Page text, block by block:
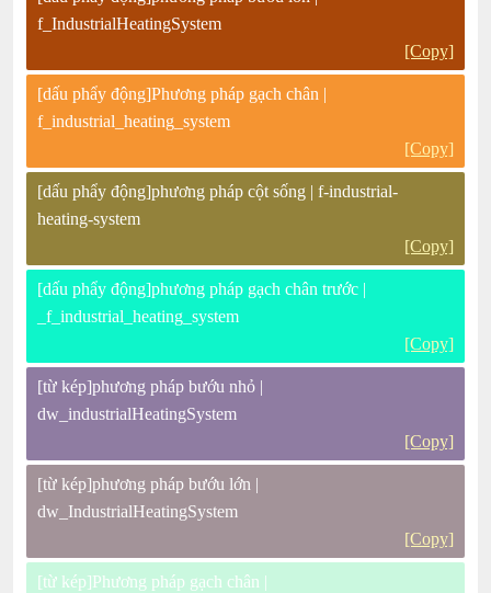
f_IndustrialHeatingSystem
[Copy]
[dấu phẩy động]Phương pháp gạch chân |
f_industrial_heating_system
[Copy]
[dấu phẩy động]phương pháp cột sống | f-industrial-
heating-system
[Copy]
[dấu phẩy động]phương pháp gạch chân trước |
_f_industrial_heating_system
[Copy]
[từ kép]phương pháp bướu nhỏ |
dw_industrialHeatingSystem
[Copy]
[từ kép]phương pháp bướu lớn |
dw_IndustrialHeatingSystem
[Copy]
[từ kép]Phương pháp gạch chân |